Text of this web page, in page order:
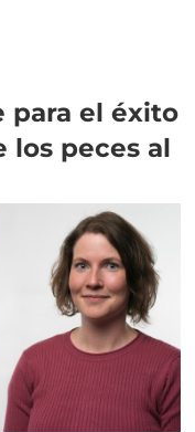
para el éxito
los peces al